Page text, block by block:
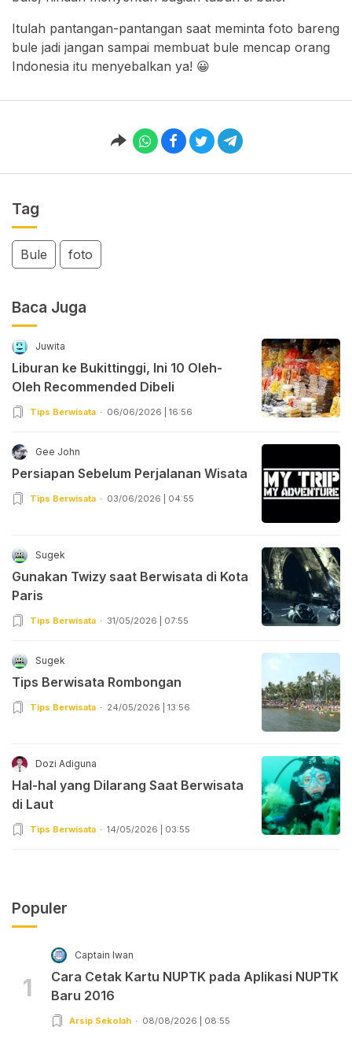
Itulah pantangan-pantangan saat meminta foto bareng
bule jadi jangan sampai membuat bule mencap orang
Indonesia itu menyebalkan ya! 😀
Tag
Bule foto
Baca Juga
Juwita
Liburan ke Bukittinggi, Ini 10 Oleh-
Oleh Recommended Dibeli
Tips Berwisata 06/06/2026 | 16:56
Gee John
Persiapan Sebelum Perjalanan Wisata
Tips Berwisata 03/06/2026 | 04:55
Sugek
Gunakan Twizy saat Berwisata di Kota
Paris
Tips Berwisata 31/05/2026 | 07:55
Sugek
Tips Berwisata Rombongan
Tips Berwisata 24/05/2026 | 13:56
Dozi Adiguna
Hal-hal yang Dilarang Saat Berwisata
di Laut
Tips Berwisata 14/05/2026 | 03:55
Populer
1
Captain Iwan
Cara Cetak Kartu NUPTK pada Aplikasi NUPTK
Baru 2016
Arsip Sekolah 08/08/2026 | 08:55